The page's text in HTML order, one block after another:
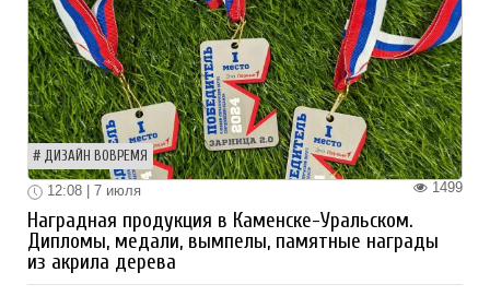
ДИЗАЙН ВОВРЕМЯ
1499
12:08 | 7 июля
Наградная продукция в Каменске-Уральском.
Дипломы, медали, вымпелы, памятные награды
из акрила дерева